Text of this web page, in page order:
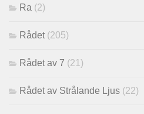
Ra (2)
Rådet (205)
Rådet av 7 (21)
Rådet av Strålande Ljus (22)